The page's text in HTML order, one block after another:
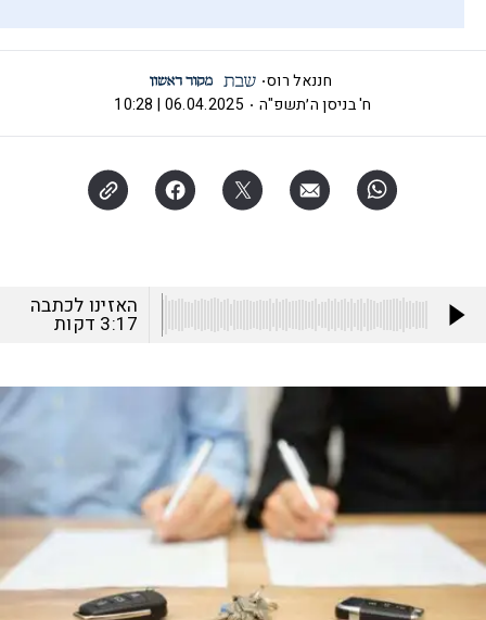
חננאל רוס
ח' בניסן ה׳תשפ"ה
06.04.2025 | 10:28
האזינו לכתבה
3:17 דקות